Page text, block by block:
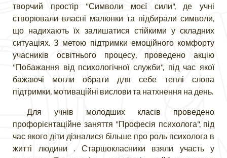
творчий простір "Символи моєї сили", де учні
створювали власні малюнки та підбирали символи,
що надихають їх залишатися стійкими у складних
ситуаціях. З метою підтримки емоційного комфорту
учасників освітнього процесу, проведено акцію
"Побажання від психологічної служби", під час якої
бажаючі могли обрати для себе теплі слова
підтримки, мотиваційні вислови та натхнення на день.
Для учнів молодших класів проведено
профорієнтаційне заняття "Професія психолога", під
час якого діти дізналися більше про роль психолога в
житті людини . Старшокласники взяли участь у